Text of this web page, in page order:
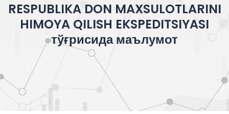
RESPUBLIKA DON MAXSULOTLARINI
HIMOYA QILISH EKSPEDITSIYASI
тўғрисида маълумот